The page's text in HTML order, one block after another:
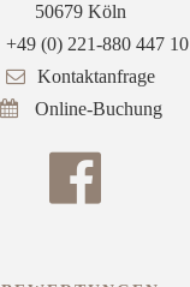
50679 Köln
+49 (0) 221-880 447 10
Kontaktanfrage
Online-Buchung